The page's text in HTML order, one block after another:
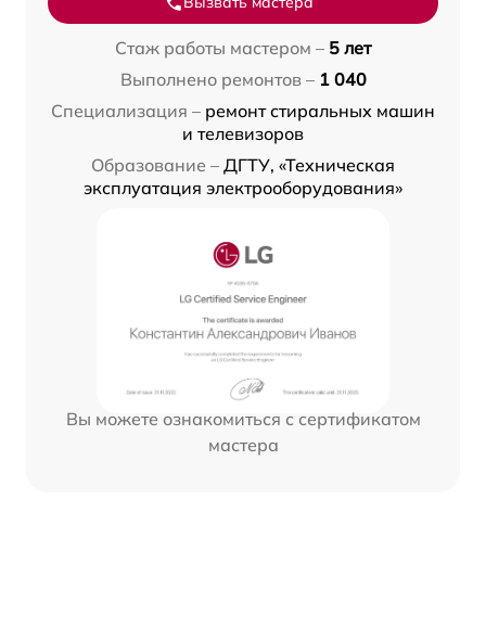
Стаж работы мастером – 5 лет
Выполнено ремонтов – 1 040
Специализация – ремонт стиральных машин
и телевизоров
Образование – ДГТУ, «Техническая
эксплуатация электрооборудования»
Вы можете ознакомиться с сертификатом
мастера